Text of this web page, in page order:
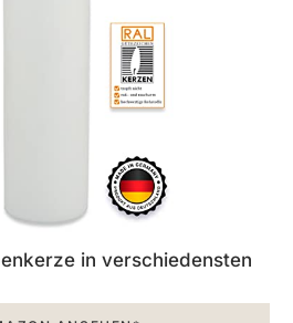
in verschiedensten